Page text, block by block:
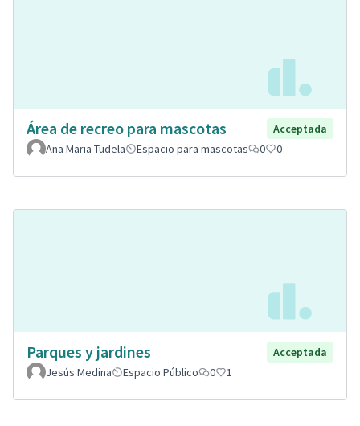
Área de recreo para mascotas
Acceptada
Ana Maria Tudela
Espacio para mascotas 0 0
Parques y jardines
Acceptada
Jesús Medina
Espacio Público 0 1